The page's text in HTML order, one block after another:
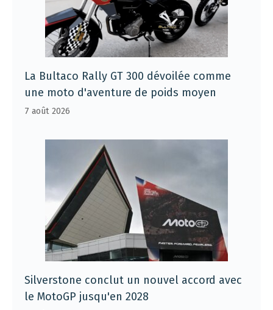
La Bultaco Rally GT 300 dévoilée comme
une moto d'aventure de poids moyen
7 août 2026
Silverstone conclut un nouvel accord avec
le MotoGP jusqu'en 2028